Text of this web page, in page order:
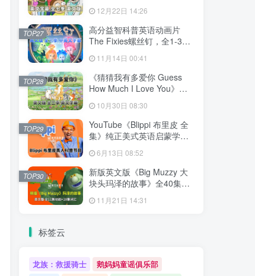
文字幕，百度网盘下载！
12月22日 14:26
高分益智科普英语动画片
The Fixies螺丝钉，全1-3季
视频带中英文字幕，百度网
盘下载！
11月14日 00:41
TOP27
《猜猜我有多爱你 Guess
How Much I Love You》英
语动画片，全3季共78集，
1080P高清视频带英文字
幕，百度网盘下载！
10月30日 08:30
TOP28
YouTube《Blippi 布里皮 全
集》纯正美式英语启蒙学习
英语视频，全1008集，
1080P高清视频带英文字
幕，百度网盘下载！
6月13日 08:52
TOP29
新版英文版《Big Muzzy 大
块头玛泽的故事》全40集，
1080P高清视频带英文字
幕，视频+音频+游戏+PDF教
11月21日 14:31
TOP30
标签云
龙族：救援骑士
鹅妈妈童谣俱乐部